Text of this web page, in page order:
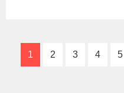
1 2 3 4 5